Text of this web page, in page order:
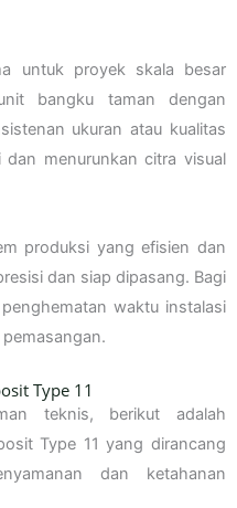
untuk proyek skala besar
bangku taman dengan
ukuran atau kualitas
menurunkan citra visual
produksi yang efisien dan
dan siap dipasang. Bagi
waktu instalasi
Type 11
teknis, berikut adalah
Type 11 yang dirancang
dan ketahanan